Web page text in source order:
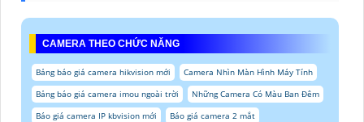
CAMERA THEO CHỨC NĂNG
Bảng báo giá camera hikvision mới
Camera Nhìn Màn Hình Máy Tính
Bảng báo giá camera imou ngoài trời
Những Camera Có Màu Ban Đêm
Báo giá camera IP kbvision mới
Báo giá camera 2 mắt